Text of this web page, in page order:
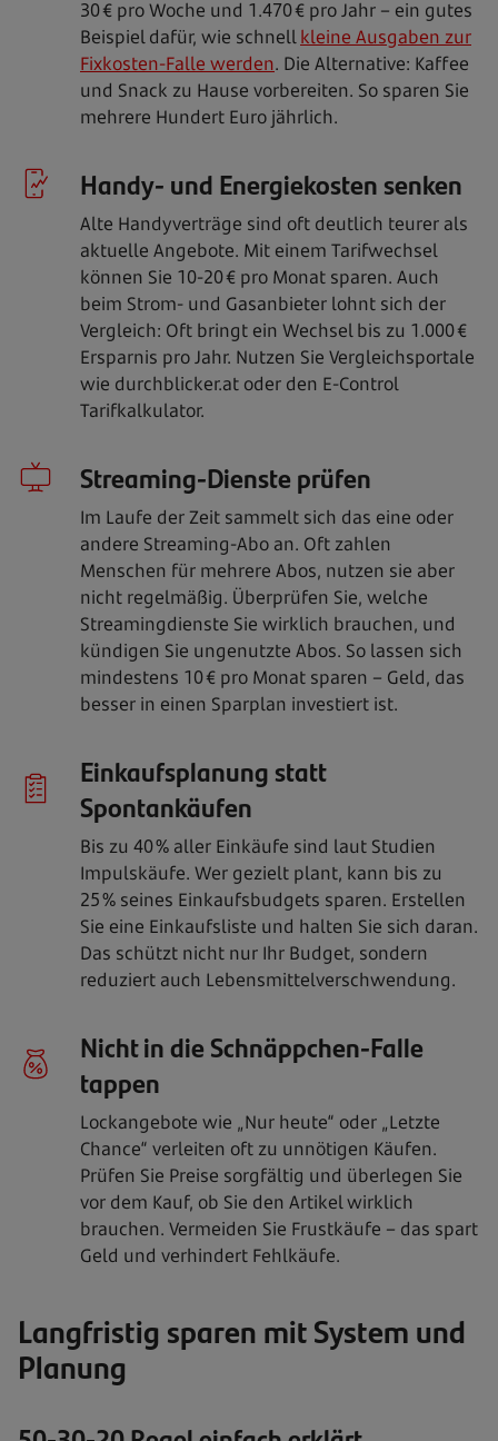
30 € pro Woche und 1.470 € pro Jahr – ein gutes
Beispiel dafür, wie schnellkleine Ausgaben zur
Fixkosten-Falle werden. Die Alter­native: Kaffee
und Snack zu Hause vorbereiten. So sparen Sie
mehrere Hundert Euro jährlich.
Handy- und Energiekosten senken
Alte Handyverträge sind oft deutlich teurer als
aktuelle Angebote. Mit einem Tarifwechsel
können Sie 10-20 € pro Monat sparen. Auch
beim Strom- und Gasanbieter lohnt sich der
Vergleich: Oft bringt ein Wechsel bis zu 1.000 €
Ersparnis pro Jahr. Nutzen Sie Vergleichsportale
wie durchblicker.at oder den E-Control
Tarifkalkulator.
Streaming-Dienste prüfen
Im Laufe der Zeit sammelt sich das eine oder
andere Streaming-Abo an. Oft zahlen
Menschen für mehrere Abos, nutzen sie aber
nicht regel­mäßig. Überprüfen Sie, welche
Streamingdienste Sie wirklich brauchen, und
kündigen Sie ungenutzte Abos. So lassen sich
mindestens 10 € pro Monat sparen – Geld, das
besser in einen Sparplan investiert ist.
Einkaufsplanung statt
Spontankäufen
Bis zu 40 % aller Einkäufe sind laut Studien
Impulskäufe. Wer gezielt plant, kann bis zu
25 % seines Einkaufsbudgets sparen. Er­stellen
Sie eine Einkaufsliste und halten Sie sich daran.
Das schützt nicht nur Ihr Budget, sondern
reduziert auch Lebensmittelverschwendung.
Nicht in die Schnäppchen-Falle
tappen
Lockangebote wie „Nur heute“ oder „Letzte
Chance“ verleiten oft zu unnötigen Käufen.
Prüfen Sie Preise sorgfältig und überlegen Sie
vor dem Kauf, ob Sie den Artikel wirklich
brauchen. Vermeiden Sie Frustkäufe – das spart
Geld und verhindert Fehlkäufe.
Langfristig sparen mit System und
Planung